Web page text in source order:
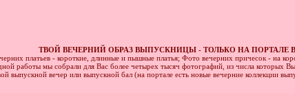
ТВОЙ ВЕЧЕРНИЙ ОБРАЗ ВЫПУСКНИЦЫ - ТОЛЬКО НА ПОРТАЛЕ
платьев - короткие, длинные и пышные платья; Фото вечерних причесок - на
работы мы собрали для Вас более четырех тысяч фотографий, из числа которых
выпускной вечер или выпускной бал (на портале есть новые вечерние коллекции